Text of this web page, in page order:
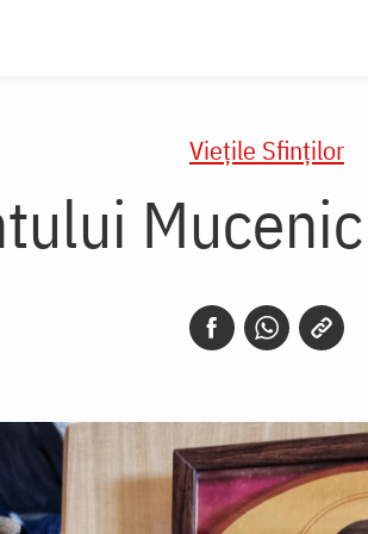
Vieţile Sfinţilor